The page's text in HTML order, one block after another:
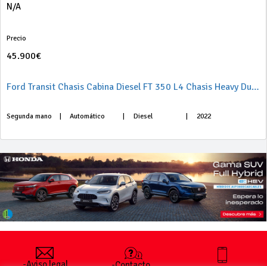
N/A
Precio
45.900€
Ford Transit Chasis Cabina Diesel FT 350 L4 Chasis Heavy DutTrend Aut. Tr. Tra. 170
Segunda mano Automático Diesel 2022